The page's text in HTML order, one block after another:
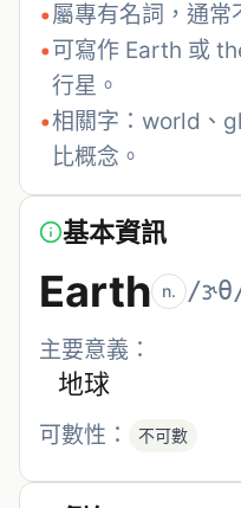
•屬專有名詞，通常
•可寫作 Earth 或
行星。
•相關字：world、
比概念。
基本資訊
Earth n. /
主要意義：
地球
可數性： 不可數